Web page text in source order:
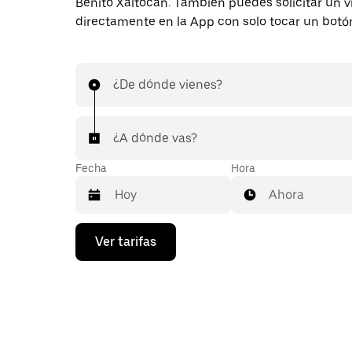
directamente en la App con solo tocar un
¿De dónde vienes?
¿A dónde vas?
Fecha
Presiona
flecha
Hora
Ahora
Ver tarifas